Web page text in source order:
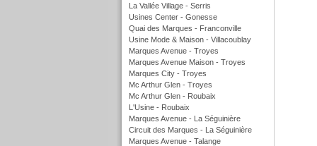
La Vallée Village - Serris
Usines Center - Gonesse
Quai des Marques - Franconville
Usine Mode & Maison - Villacoublay
Marques Avenue - Troyes
Marques Avenue Maison - Troyes
Marques City - Troyes
Mc Arthur Glen - Troyes
Mc Arthur Glen - Roubaix
L'Usine - Roubaix
Marques Avenue - La Séguinière
Circuit des Marques - La Séguinière
Marques Avenue - Talange